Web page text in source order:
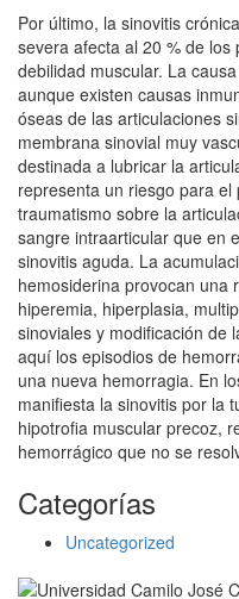
Por último, la sinovitis
severa afecta al 20 % de
debilidad muscular. La
aunque existen causas
óseas de las articulaciones
membrana sinovial muy
destinada a lubricar la
representa un riesgo para
traumatismo sobre la
sangre intraarticular que en
sinovitis aguda. La
hemosiderina provocan una
hiperemia, hiperplasia,
sinoviales y modificación de
aquí los episodios de
una nueva hemorragia. En
manifiesta la sinovitis por la
hipotrofia muscular precoz,
hemorrágico que no se
Categorías
Uncategorized